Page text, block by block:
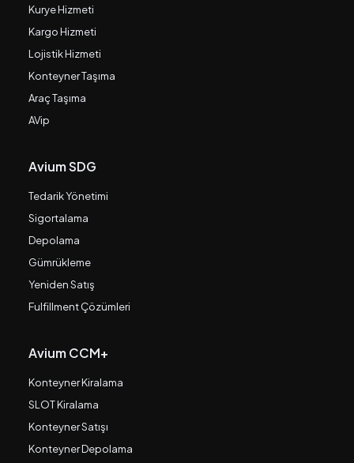
Kurye Hizmeti
Kargo Hizmeti
Lojistik Hizmeti
Konteyner Taşıma
Araç Taşıma
AVip
Avium SDG
Tedarik Yönetimi
Sigortalama
Depolama
Gümrükleme
Yeniden Satış
Fulfillment Çözümleri
Avium CCM+
Konteyner Kiralama
SLOT Kiralama
Konteyner Satışı
Konteyner Depolama